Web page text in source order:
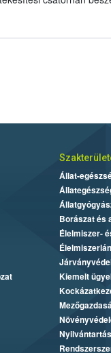
Állat-
Borászat és
Élelmiszer-
Kiemelt